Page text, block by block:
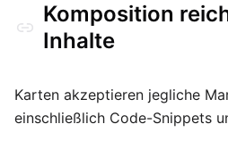
Komposition
Inhalte
Karten akzeptieren jegliche
einschließlich Code-Snippets